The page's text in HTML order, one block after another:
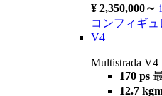
¥ 2,350,000～ i
コンフィギ
V4
Multistrada V4
170 ps
12.7